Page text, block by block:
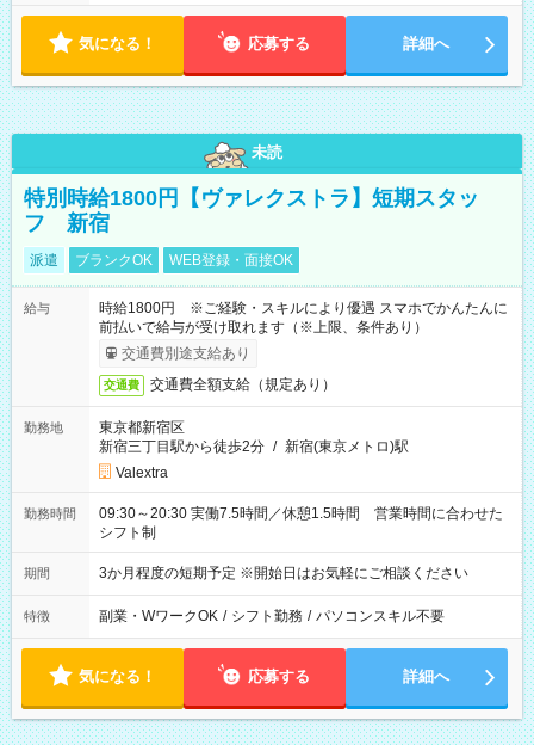
気になる！ 応募する 詳細へ
未読
特別時給1800円【ヴァレクストラ】短期スタッ
フ 新宿
派遣 ブランクOK WEB登録・面接OK
給与
時給1800円 ※ご経験・スキルにより優遇 スマホでかんたんに
前払いで給与が受け取れます（※上限、条件あり）
交通費別途支給あり
交通費 交通費全額支給（規定あり）
勤務地
東京都新宿区
新宿三丁目駅から徒歩2分 / 新宿(東京メトロ)駅
Valextra
勤務時間
09:30～20:30 実働7.5時間／休憩1.5時間 営業時間に合わせた
シフト制
期間 3か月程度の短期予定 ※開始日はお気軽にご相談ください
特徴 副業・WワークOK / シフト勤務 / パソコンスキル不要
気になる！ 応募する 詳細へ